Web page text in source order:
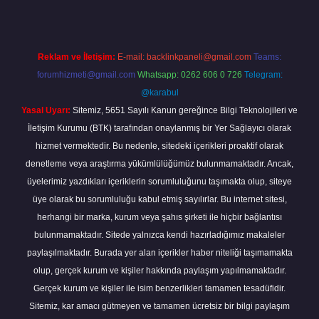
Reklam ve İletişim: E-mail: backlinkpaneli@gmail.com Teams:
forumhizmeti@gmail.com Whatsapp: 0262 606 0 726 Telegram:
@karabul
Yasal Uyarı: Sitemiz, 5651 Sayılı Kanun gereğince Bilgi Teknolojileri ve
İletişim Kurumu (BTK) tarafından onaylanmış bir Yer Sağlayıcı olarak
hizmet vermektedir. Bu nedenle, sitedeki içerikleri proaktif olarak
denetleme veya araştırma yükümlülüğümüz bulunmamaktadır. Ancak,
üyelerimiz yazdıkları içeriklerin sorumluluğunu taşımakta olup, siteye
üye olarak bu sorumluluğu kabul etmiş sayılırlar. Bu internet sitesi,
herhangi bir marka, kurum veya şahıs şirketi ile hiçbir bağlantısı
bulunmamaktadır. Sitede yalnızca kendi hazırladığımız makaleler
paylaşılmaktadır. Burada yer alan içerikler haber niteliği taşımamakta
olup, gerçek kurum ve kişiler hakkında paylaşım yapılmamaktadır.
Gerçek kurum ve kişiler ile isim benzerlikleri tamamen tesadüfidir.
Sitemiz, kar amacı gütmeyen ve tamamen ücretsiz bir bilgi paylaşım